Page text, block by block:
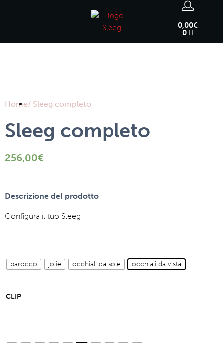
0,00€
0
Home/ Sleeg completo
Sleeg completo
256,00€
Descrizione del prodotto
Configura il tuo Sleeg
CLIP
barocco jolie occhiali da sole occhiali da vista